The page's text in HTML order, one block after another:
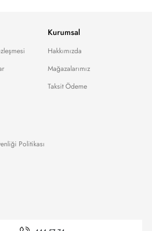
Kurumsal
Hakkımızda
Mağazalarımız
Taksit Ödeme
Politikası